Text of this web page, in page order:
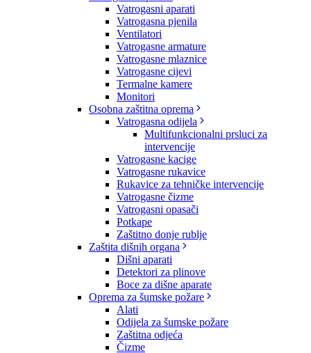
Vatrogasni aparati
Vatrogasna pjenila
Ventilatori
Vatrogasne armature
Vatrogasne mlaznice
Vatrogasne cijevi
Termalne kamere
Monitori
Osobna zaštitna oprema
Vatrogasna odijela
Multifunkcionalni prsluci za
intervencije
Vatrogasne kacige
Vatrogasne rukavice
Rukavice za tehničke intervencije
Vatrogasne čizme
Vatrogasni opasači
Potkape
Zaštitno donje rublje
Zaštita dišnih organa
Dišni aparati
Detektori za plinove
Boce za dišne aparate
Oprema za šumske požare
Alati
Odijela za šumske požare
Zaštitna odjeća
Čizme